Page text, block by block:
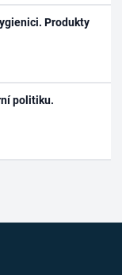
Produkty
politiku.